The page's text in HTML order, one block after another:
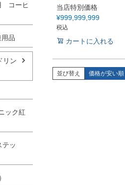
コーヒ
品
リン
ック紅
テッ
当店特別価格
¥999,999,999
税込
カートに入れる
並び替え 価格が安い順